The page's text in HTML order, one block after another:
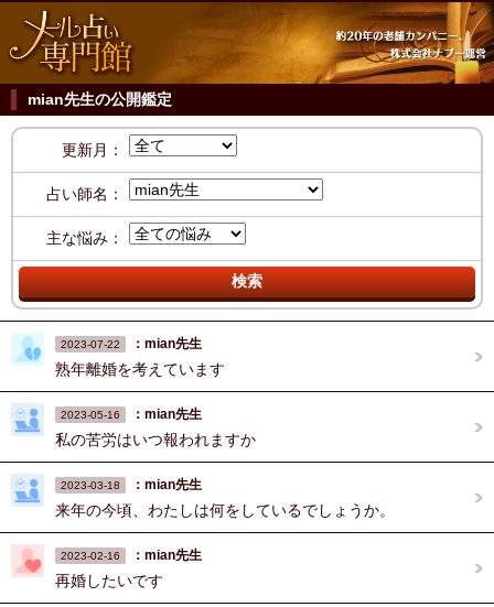
mian先生の公開鑑定
更新月：
占い師名：
主な悩み：
2023-07-22 ：mian先生
熟年離婚を考えています
2023-05-16 ：mian先生
私の苦労はいつ報われますか
2023-03-18 ：mian先生
来年の今頃、わたしは何をしているでしょうか。
2023-02-16 ：mian先生
再婚したいです